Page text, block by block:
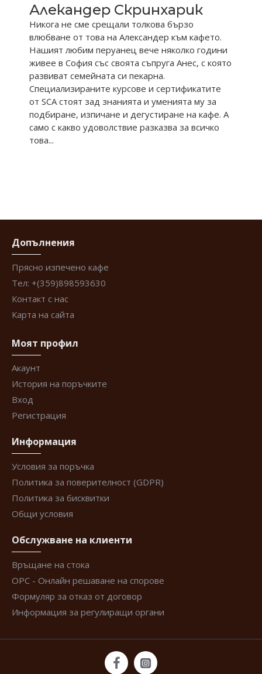
Алекандер Скринхарик
Никога не сме срещали толкова бързо
влюбване от това на Александер към кафето.
Нашият любим перуанец вече няколко години
живее в София със своята съпруга Анес, с която
развиват семейната си пекарна.
Специализираните курсове и сертификатите
от SCA стоят зад знанията и уменията му за
подбиране, изпичане и дегустиране на кафе. А
само с какво удоволствие разказва за всичко
това...
Допълнения
Прясно изпечено кафе
Тел: +(359)898593630
Контакт с нас
Карта на сайта
Моят профил
Акаунт
История на поръчките
Вход
Регистрация
Информация
Условия за поръчка
Политика за поверителност (GDPR)
Политика за бисквитки
Общи условия
Обслужване на клиенти
Връщане на стока
ОРС - Онлайн решаване на спорове
Формуляр за отказ от договор
Информация за регулиращи органи